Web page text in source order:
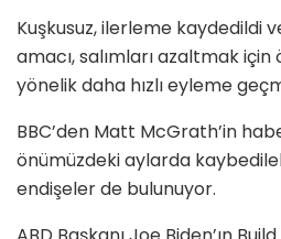
Kuşkusuz, ilerleme kaydedildi
amacı, salımları azaltmak için
yönelik daha hızlı eyleme
BBC’den Matt McGrath’in
önümüzdeki aylarda
endişeler de bulunuyor.